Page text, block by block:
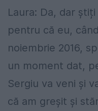
Laura: Da, dar
pentru că eu,
noiembrie 2016,
un moment dat,
Sergiu va veni și
că am greșit și